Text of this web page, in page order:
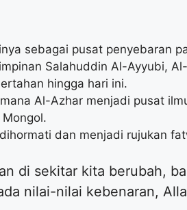
sebagai pusat penyebaran
Salahuddin Al-Ayyubi,
hingga hari ini.
Al-Azhar menjadi pusat
dan menjadi rujukan
di sekitar kita berubah,
nilai-nilai kebenaran,